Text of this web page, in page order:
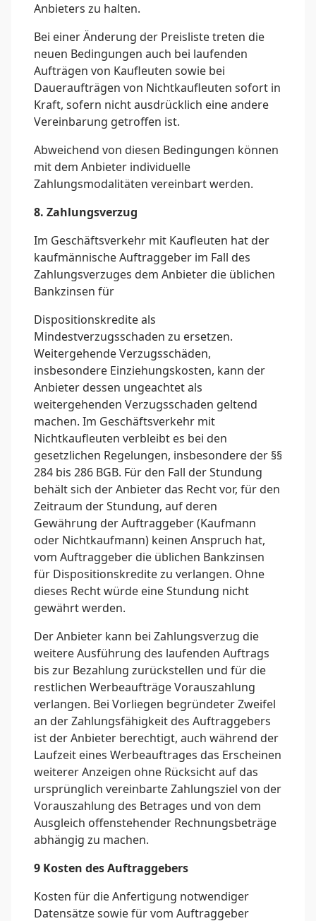
Anbieters zu halten.
Bei einer Änderung der Preisliste treten die
neuen Bedingungen auch bei laufenden
Aufträgen von Kaufleuten sowie bei
Daueraufträgen von Nichtkaufleuten sofort in
Kraft, sofern nicht ausdrücklich eine andere
Vereinbarung getroffen ist.
Abweichend von diesen Bedingungen können
mit dem Anbieter individuelle
Zahlungsmodalitäten vereinbart werden.
8. Zahlungsverzug
Im Geschäftsverkehr mit Kaufleuten hat der
kaufmännische Auftraggeber im Fall des
Zahlungsverzuges dem Anbieter die üblichen
Bankzinsen für
Dispositionskredite als
Mindestverzugsschaden zu ersetzen.
Weitergehende Verzugsschäden,
insbesondere Einziehungskosten, kann der
Anbieter dessen ungeachtet als
weitergehenden Verzugsschaden geltend
machen. Im Geschäftsverkehr mit
Nichtkaufleuten verbleibt es bei den
gesetzlichen Regelungen, insbesondere der §§
284 bis 286 BGB. Für den Fall der Stundung
behält sich der Anbieter das Recht vor, für den
Zeitraum der Stundung, auf deren
Gewährung der Auftraggeber (Kaufmann
oder Nichtkaufmann) keinen Anspruch hat,
vom Auftraggeber die üblichen Bankzinsen
für Dispositionskredite zu verlangen. Ohne
dieses Recht würde eine Stundung nicht
gewährt werden.
Der Anbieter kann bei Zahlungsverzug die
weitere Ausführung des laufenden Auftrags
bis zur Bezahlung zurückstellen und für die
restlichen Werbeaufträge Vorauszahlung
verlangen. Bei Vorliegen begründeter Zweifel
an der Zahlungsfähigkeit des Auftraggebers
ist der Anbieter berechtigt, auch während der
Laufzeit eines Werbeauftrages das Erscheinen
weiterer Anzeigen ohne Rücksicht auf das
ursprünglich vereinbarte Zahlungsziel von der
Vorauszahlung des Betrages und von dem
Ausgleich offenstehender Rechnungsbeträge
abhängig zu machen.
9 Kosten des Auftraggebers
Kosten für die Anfertigung notwendiger
Datensätze sowie für vom Auftraggeber